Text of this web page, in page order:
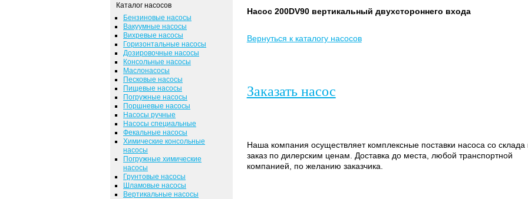
Каталог насосов
Бензиновые насосы
Вакуумные насосы
Вихревые насосы
Горизонтальные насосы
Дозировочные насосы
Консольные насосы
Маслонасосы
Песковые насосы
Пищевые насосы
Погружные насосы
Поршневые насосы
Насосы ручные
Насосы специальные
Фекальные насосы
Химические консольные
насосы
Погружные химические
насосы
Грунтовые насосы
Шламовые насосы
Вертикальные насосы
Насос 200DV90 вертикальный двухстороннего входа
Вернуться к каталогу насосов
Заказать насос
Наша компания осуществляет комплексные поставки насоса со склада
заказ по дилерским ценам. Доставка до места, любой транспортной
компанией, по желанию заказчика.